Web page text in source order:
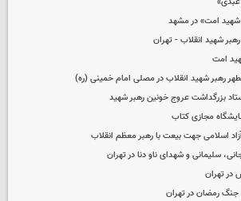
شهید امت» در مشهد
شهید انقلاب - تهران
امت
رهبر شهید انقلاب در مصلی امام خمینی (ره)
بزرگداشت عروج خونین رهبر شهید
مجازی کتاب
اسلامی جهت بیعت با رهبر معظم انقلاب
سلیمانی و شهدای ناو دنا در تهران
در تهران
رمضان در تهران